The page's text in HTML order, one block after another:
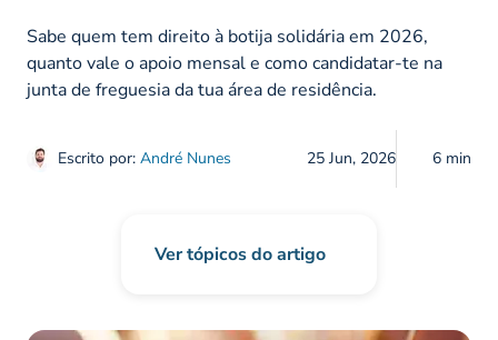
Escrito por: André Nunes 25 Jun, 2026 6 min
Sabe quem tem direito à botija solidária em 2026,
quanto vale o apoio mensal e como candidatar-te na
junta de freguesia da tua área de residência.
Ver tópicos do artigo